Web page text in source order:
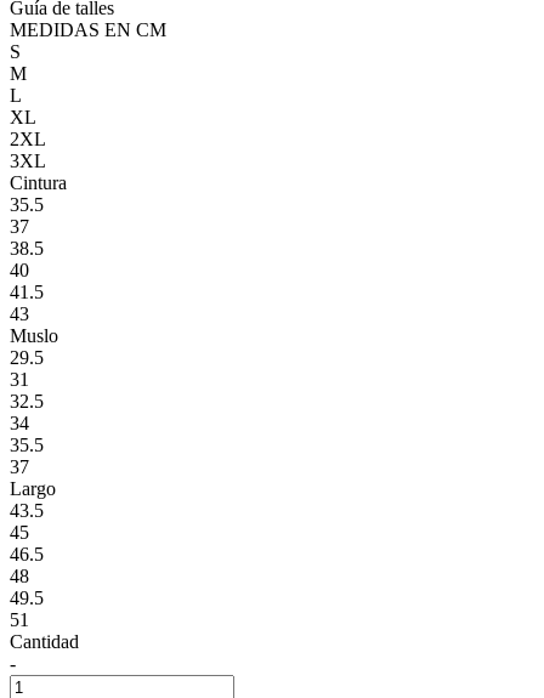
Guía de talles
MEDIDAS EN CM
S
M
L
XL
2XL
3XL
Cintura
35.5
37
38.5
40
41.5
43
Muslo
29.5
31
32.5
34
35.5
37
Largo
43.5
45
46.5
48
49.5
51
Cantidad
-